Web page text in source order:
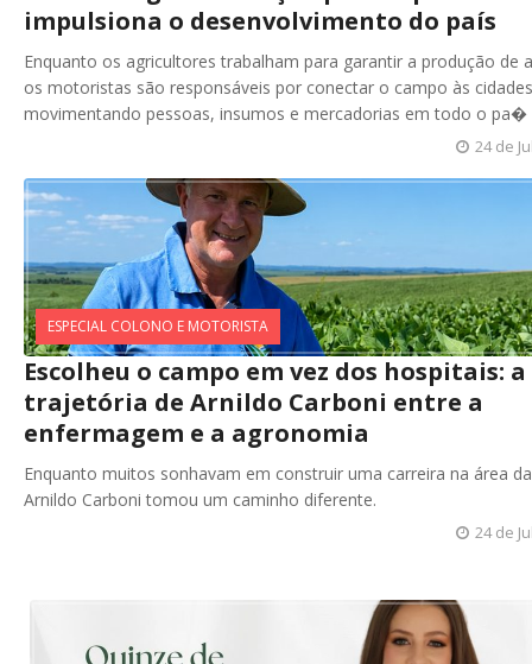
impulsiona o desenvolvimento do país
Enquanto os agricultores trabalham para garantir a produção de
os motoristas são responsáveis por conectar o campo às
movimentando pessoas, insumos e mercadorias em todo o pa�
24 de
ESPECIAL COLONO E MOTORISTA
Escolheu o campo em vez dos hospitais: a
trajetória de Arnildo Carboni entre a
enfermagem e a agronomia
Enquanto muitos sonhavam em construir uma carreira na área
Arnildo Carboni tomou um caminho diferente.
24 de